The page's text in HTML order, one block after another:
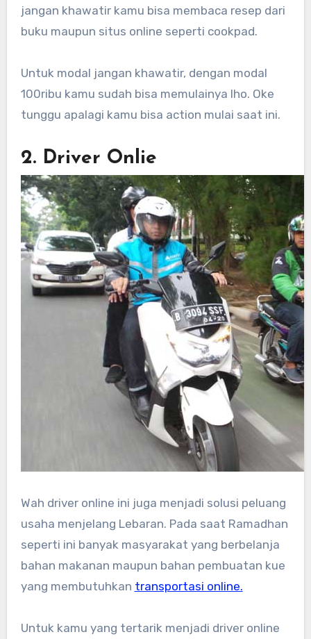
jangan khawatir kamu bisa membaca resep dari
buku maupun situs online seperti cookpad.
Untuk modal jangan khawatir, dengan modal
100ribu kamu sudah bisa memulainya lho. Oke
tunggu apalagi kamu bisa action mulai saat ini.
2. Driver Onlie
Wah driver online ini juga menjadi solusi peluang
usaha menjelang Lebaran. Pada saat Ramadhan
seperti ini banyak masyarakat yang berbelanja
bahan makanan maupun bahan pembuatan kue
yang membutuhkan transportasi online.
Untuk kamu yang tertarik menjadi driver online